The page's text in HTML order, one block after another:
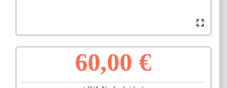
60,00 €